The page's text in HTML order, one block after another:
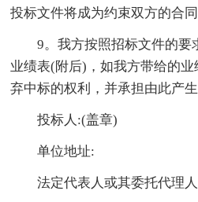
投标文件将成为约束双方的合
9。我方按照招标文件的要
业绩表(附后)，如我方带给的
弃中标的权利，并承担由此产生
投标人:(盖章)
单位地址:
法定代表人或其委托代理人